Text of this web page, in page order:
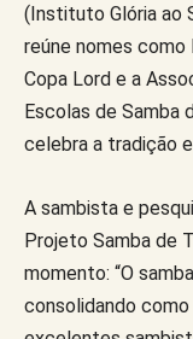
(Instituto Glória ao
reúne nomes como
Copa Lord e a
Escolas de Samba
celebra a tradição
A sambista e
Projeto Samba de
momento: “O
consolidando